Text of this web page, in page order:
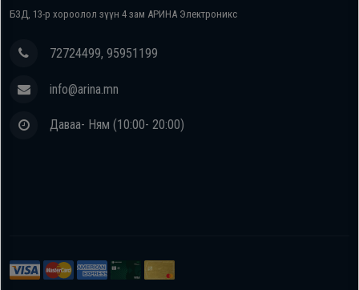
БЗД, 13-р хороолол зүүн 4 зам АРИНА Электроникс
72724499, 95951199
info@arina.mn
Даваа- Ням (10:00- 20:00)